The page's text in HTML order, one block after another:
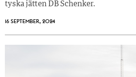
tyska jätten DB Schenker.
16 SEPTEMBER, 2024